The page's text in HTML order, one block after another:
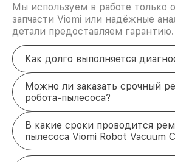
Мы используем в работе только
запчасти Viomi или надёжные
детали предоставляем гарантию.
Как долго выполняется
Можно ли заказать срочный
робота-пылесоса?
В какие сроки проводится
пылесоса Viomi Robot Vacuum